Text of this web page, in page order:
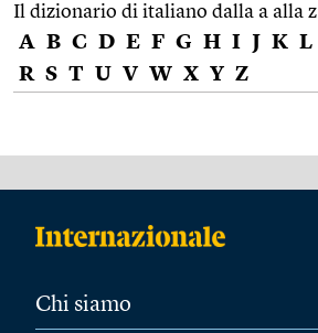
Il dizionario di italiano dalla a alla z
A B C D E F G H I J K L
R S T U V W X Y Z
Chi siamo